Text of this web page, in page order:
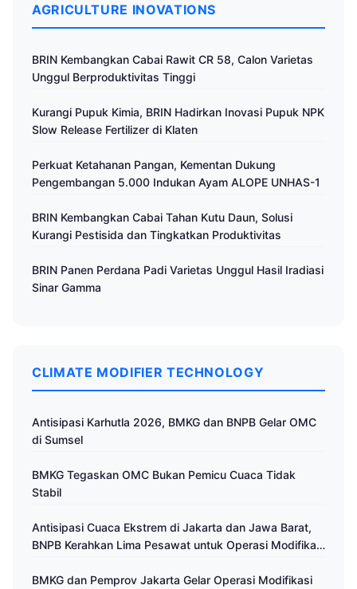
AGRICULTURE INOVATIONS
BRIN Kembangkan Cabai Rawit CR 58, Calon Varietas
Unggul Berproduktivitas Tinggi
Kurangi Pupuk Kimia, BRIN Hadirkan Inovasi Pupuk NPK
Slow Release Fertilizer di Klaten
Perkuat Ketahanan Pangan, Kementan Dukung
Pengembangan 5.000 Indukan Ayam ALOPE UNHAS-1
BRIN Kembangkan Cabai Tahan Kutu Daun, Solusi
Kurangi Pestisida dan Tingkatkan Produktivitas
BRIN Panen Perdana Padi Varietas Unggul Hasil Iradiasi
Sinar Gamma
CLIMATE MODIFIER TECHNOLOGY
Antisipasi Karhutla 2026, BMKG dan BNPB Gelar OMC
di Sumsel
BMKG Tegaskan OMC Bukan Pemicu Cuaca Tidak
Stabil
Antisipasi Cuaca Ekstrem di Jakarta dan Jawa Barat,
BNPB Kerahkan Lima Pesawat untuk Operasi Modifikasi
BMKG dan Pemprov Jakarta Gelar Operasi Modifikasi